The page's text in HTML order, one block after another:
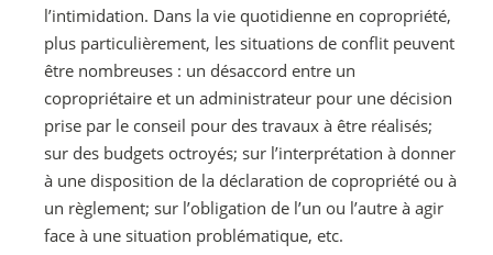
l’intimidation. Dans la vie quotidienne en copropriété,
plus particulièrement, les situations de conflit peuvent
être nombreuses : un désaccord entre un
copropriétaire et un administrateur pour une décision
prise par le conseil pour des travaux à être réalisés;
sur des budgets octroyés; sur l’interprétation à donner
à une disposition de la déclaration de copropriété ou à
un règlement; sur l’obligation de l’un ou l’autre à agir
face à une situation problématique, etc.